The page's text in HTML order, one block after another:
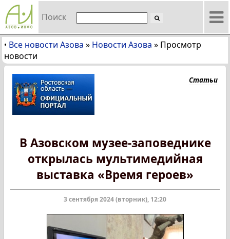
Поиск
• Все новости Азова » Новости Азова » Просмотр
новости
Статьи
В Азовском музее-заповеднике
открылась мультимедийная
выставка «Время героев»
3 сентября 2024 (вторник), 12:20